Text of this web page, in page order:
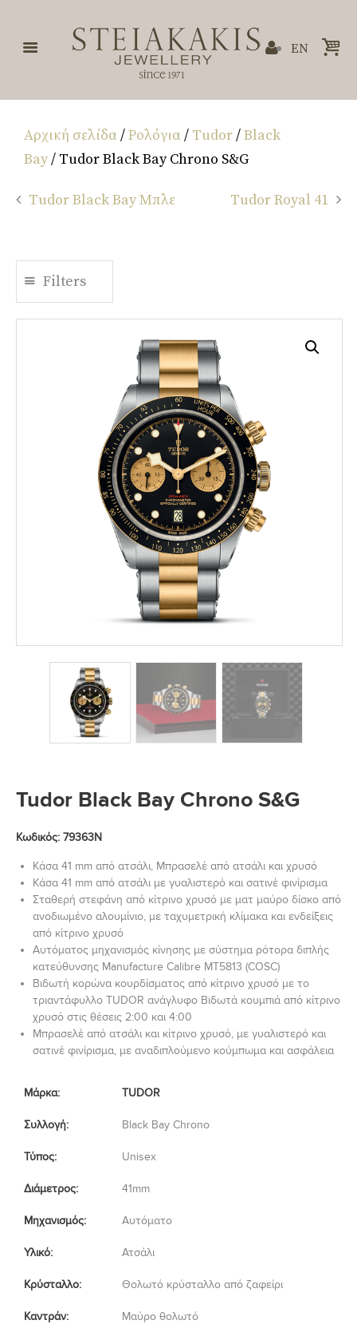
EN
Αρχική σελίδα /Ρολόγια / Tudor/Black
Bay/ Tudor Black Bay Chrono S&G
Tudor Black Bay Μπλε Tudor Royal 41
Filters
Tudor Black Bay Chrono S&G
Κωδικός: 79363N
Κάσα 41 mm από ατσάλι, Μπρασελέ από ατσάλι και χρυσό
Κάσα 41 mm από ατσάλι με γυαλιστερό και σατινέ φινίρισμα
Σταθερή στεφάνη από κίτρινο χρυσό με ματ μαύρο δίσκο από
ανοδιωμένο αλουμίνιο, με ταχυμετρική κλίμακα και ενδείξεις
από κίτρινο χρυσό
Αυτόματος μηχανισμός κίνησης με σύστημα ρότορα διπλής
κατεύθυνσης Manufacture Calibre MT5813 (COSC)
Βιδωτή κορώνα κουρδίσματος από κίτρινο χρυσό με το
τριαντάφυλλο TUDOR ανάγλυφο Βιδωτά κουμπιά από κίτρινο
χρυσό στις θέσεις 2:00 και 4:00
Μπρασελέ από ατσάλι και κίτρινο χρυσό, με γυαλιστερό και
σατινέ φινίρισμα, με αναδιπλούμενο κούμπωμα και ασφάλεια
Μάρκα: TUDOR
Συλλογή: Black Bay Chrono
Τύπος: Unisex
Διάμετρος: 41mm
Μηχανισμός: Αυτόματο
Υλικό: Ατσάλι
Κρύσταλλο: Θολωτό κρύσταλλο από ζαφείρι
Καντράν: Μαύρο θολωτό